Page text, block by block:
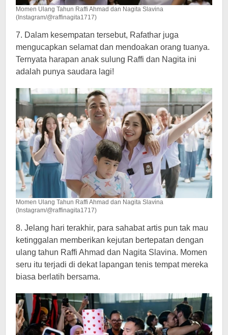
Momen Ulang Tahun Raffi Ahmad dan Nagita Slavina
(Instagram/@raffinagita1717)
7. Dalam kesempatan tersebut, Rafathar juga
mengucapkan selamat dan mendoakan orang tuanya.
Ternyata harapan anak sulung Raffi dan Nagita ini
adalah punya saudara lagi!
Momen Ulang Tahun Raffi Ahmad dan Nagita Slavina
(Instagram/@raffinagita1717)
8. Jelang hari terakhir, para sahabat artis pun tak mau
ketinggalan memberikan kejutan bertepatan dengan
ulang tahun Raffi Ahmad dan Nagita Slavina. Momen
seru itu terjadi di dekat lapangan tenis tempat mereka
biasa berlatih bersama.